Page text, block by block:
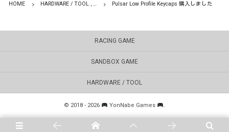
HOME HARDWARE / TOOL , … Pulsar Low Profile Keycaps 購入しました
RACING GAME
SANDBOX GAME
HARDWARE / TOOL
© 2018 - 2026 YonNabe Games .